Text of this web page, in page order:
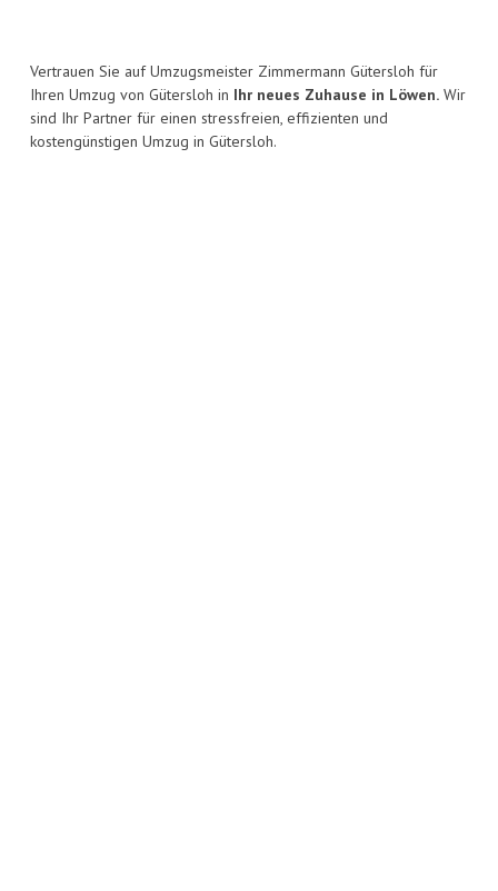
Vertrauen Sie auf Umzugsmeister Zimmermann Gütersloh für
Ihren Umzug von Gütersloh in Ihr neues Zuhause in Löwen. Wir
sind Ihr Partner für einen stressfreien, effizienten und
kostengünstigen Umzug in Gütersloh.